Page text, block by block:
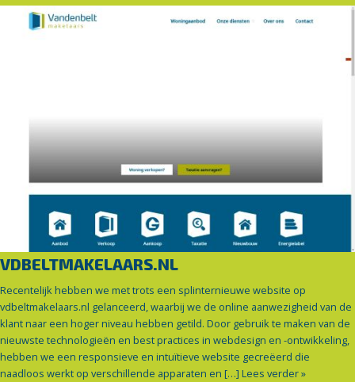
VDBELTMAKELAARS.NL
Recentelijk hebben we met trots een splinternieuwe website op
vdbeltmakelaars.nl gelanceerd, waarbij we de online aanwezigheid van de
klant naar een hoger niveau hebben getild. Door gebruik te maken van de
nieuwste technologieën en best practices in webdesign en -ontwikkeling,
hebben we een responsieve en intuïtieve website gecreëerd die
naadloos werkt op verschillende apparaten en […] Lees verder »